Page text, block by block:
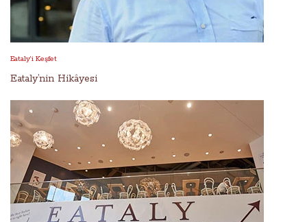
Eataly’i Keşfet
Eataly’nin Hikâyesi